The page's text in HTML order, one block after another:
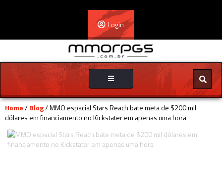
Login
Toggle
navigation
Home/Blog/ MMO espacial Stars Reach bate meta de $200 mil
dólares em financiamento no Kickstater em apenas uma hora